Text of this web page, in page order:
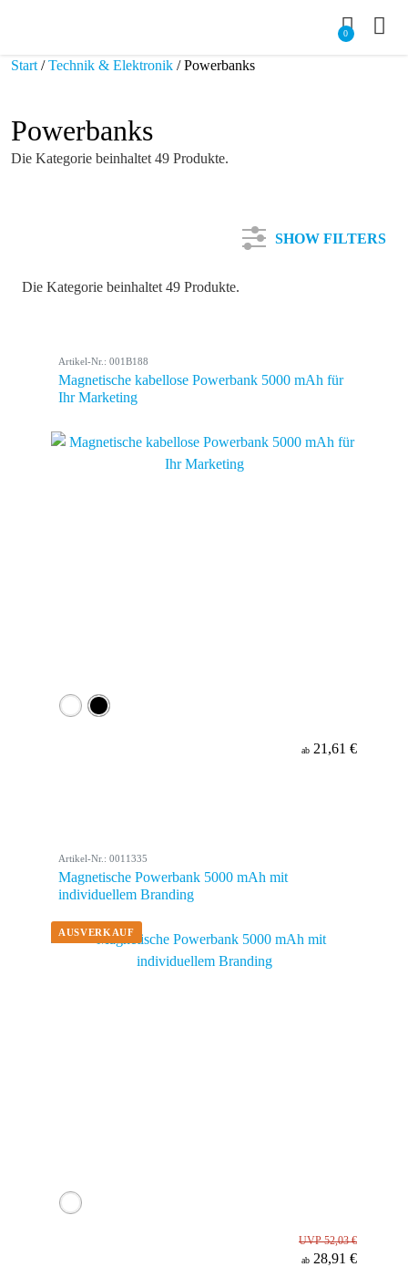
0
Start /Technik & Elektronik / Powerbanks
Powerbanks
Die Kategorie beinhaltet 49 Produkte.
SHOW FILTERS
Farbe
Die Kategorie beinhaltet 49 Produkte.
Artikel-Nr.: 001B188
Magnetische kabellose Powerbank 5000 mAh für
Ihr Marketing
ab 21,61 €
Artikel-Nr.: 0011335
Magnetische Powerbank 5000 mAh mit
individuellem Branding
UVP 52,03 €
ab 28,91 €